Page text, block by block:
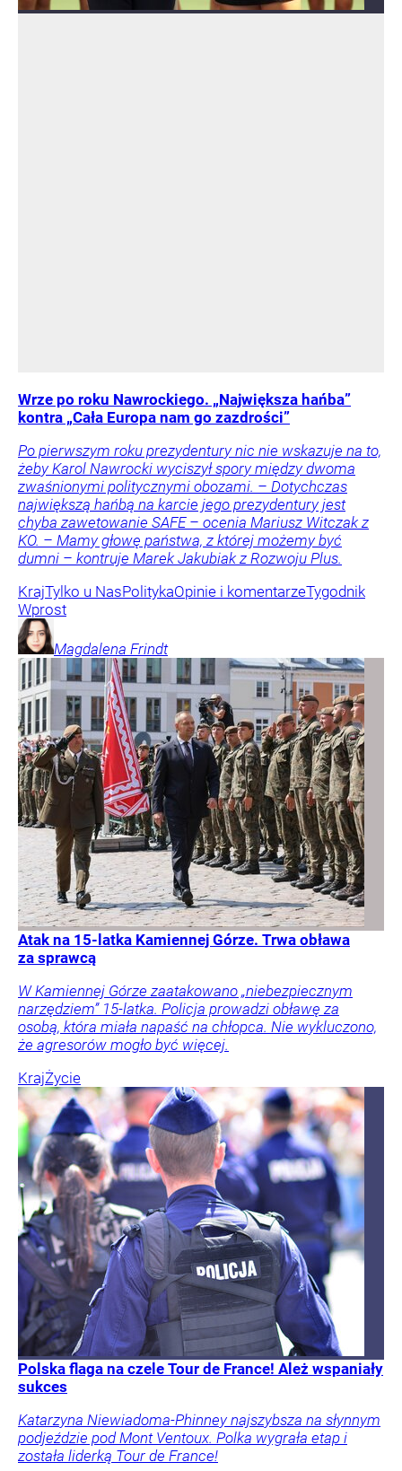
Wrze po roku Nawrockiego. „Największa hańba”
kontra „Cała Europa nam go zazdrości”
Po pierwszym roku prezydentury nic nie wskazuje na to,
żeby Karol Nawrocki wyciszył spory między dwoma
zwaśnionymi politycznymi obozami. – Dotychczas
największą hańbą na karcie jego prezydentury jest
chyba zawetowanie SAFE – ocenia Mariusz Witczak z
KO. – Mamy głowę państwa, z której możemy być
dumni – kontruje Marek Jakubiak z Rozwoju Plus.
KrajTylko u NasPolitykaOpinie i komentarzeTygodnik
Wprost
Magdalena Frindt
Atak na 15-latka Kamiennej Górze. Trwa obława
za sprawcą
W Kamiennej Górze zaatakowano „niebezpiecznym
narzędziem” 15-latka. Policja prowadzi obławę za
osobą, która miała napaść na chłopca. Nie wykluczono,
że agresorów mogło być więcej.
KrajŻycie
Polska flaga na czele Tour de France! Ależ wspaniały
sukces
Katarzyna Niewiadoma-Phinney najszybsza na słynnym
podjeździe pod Mont Ventoux. Polka wygrała etap i
została liderką Tour de France!